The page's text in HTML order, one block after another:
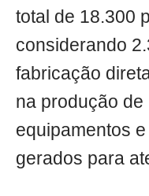
total de 18.300
considerando
fabricação
na produção
equipamentos
gerados para